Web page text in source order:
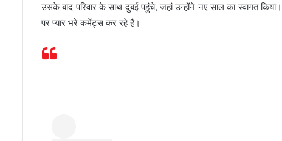
उसके बाद परिवार के साथ दुबई पहुंचे, जहां उन्होंने नए साल का स्वागत
पर प्यार भरे कमेंट्स कर रहे हैं।